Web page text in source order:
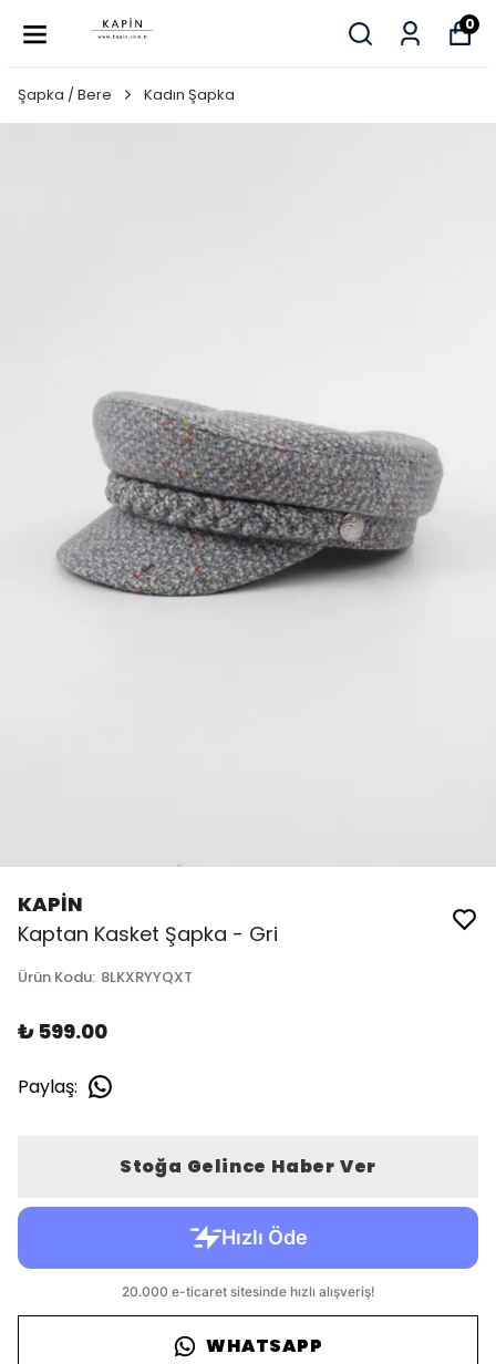
0
Şapka / Bere Kadın Şapka
KAPİN
Kaptan Kasket Şapka - Gri
Ürün Kodu: 8LKXRYYQXT
₺ 599.00
Paylaş:
Stoğa Gelince Haber Ver
WHATSAPP